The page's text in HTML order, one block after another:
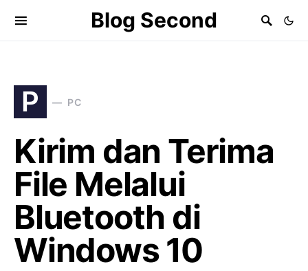
Blog Second
P PC
Kirim dan Terima
File Melalui
Bluetooth di
Windows 10